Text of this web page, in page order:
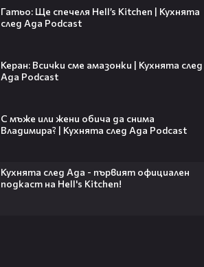
Гатьо: Ще спечеля Hell’s Kitchen | Кухнята
след Ада Podcast
Керан: Всички сме амазонки | Кухнята след
Ада Podcast
С мъже или жени обича да снима
Владимира? | Кухнята след Ада Podcast
Кухнята след Ада - първият официален
подкаст на Hell's Kitchen!
VESSOU влиза в света на онлайн
VOID & Girl Code: Всичко за K-pop